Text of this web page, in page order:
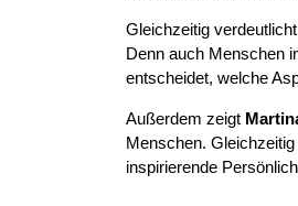
Gleichzeitig
Denn auch Menschen
entscheidet, welche
Außerdem zeigt
Menschen.
inspirierende